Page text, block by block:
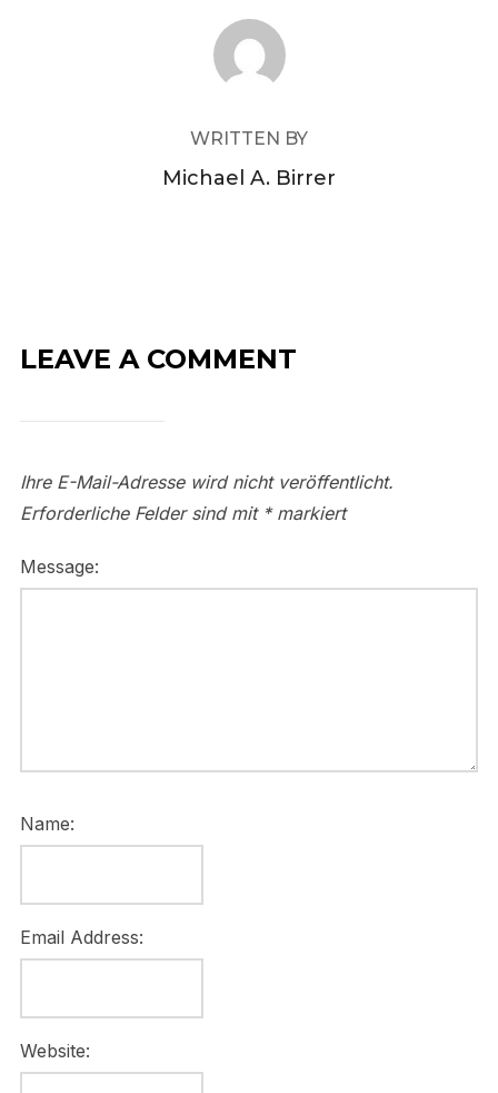
POST AUTHOR
WRITTEN BY
Michael A. Birrer
LEAVE A COMMENT
Ihre E-Mail-Adresse wird nicht veröffentlicht.
Erforderliche Felder sind mit *markiert
Message:
Name:
Email Address:
Website: